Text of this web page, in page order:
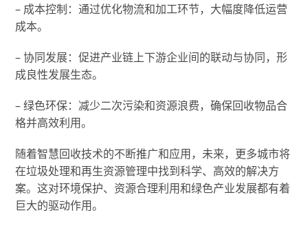
– 成本控制：通过优化物流和加工环节，大幅度降低运营
成本。
– 协同发展：促进产业链上下游企业间的联动与协同，形
成良性发展生态。
– 绿色环保：减少二次污染和资源浪费，确保回收物品合
格并高效利用。
随着智慧回收技术的不断推广和应用，未来，更多城市将
在垃圾处理和再生资源管理中找到科学、高效的解决方
案。这对环境保护、资源合理利用和绿色产业发展都有着
巨大的驱动作用。